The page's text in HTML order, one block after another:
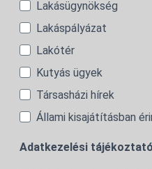
Lakásügynökség
Lakáspályázat
Lakótér
Kutyás ügyek
Társasházi hírek
Állami kisajátításban
Adatkezelési tájékoztató